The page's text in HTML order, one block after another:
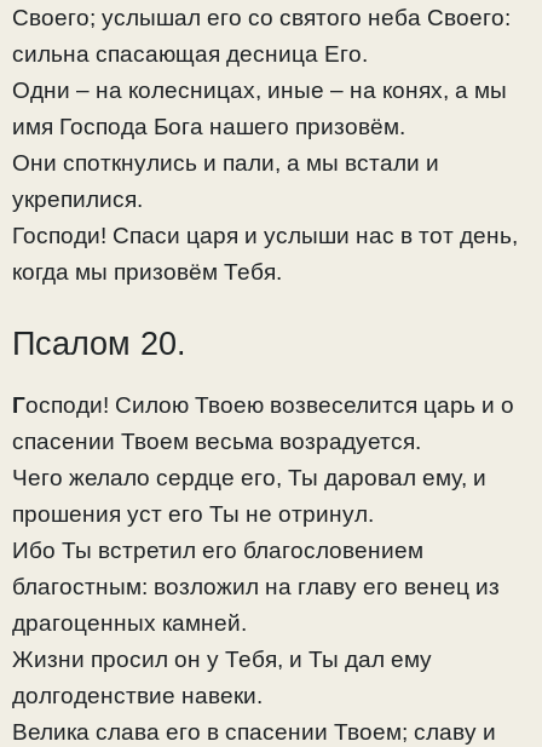
Своего; услышал его со святого неба Своего:
сильна спасающая десница Его.
Одни – на колесницах, иные – на конях, а мы
имя Господа Бога нашего призовём.
Они споткнулись и пали, а мы встали и
укрепилися.
Господи! Спаси царя и услыши нас в тот день,
когда мы призовём Тебя.
Псалом 20.
Господи! Силою Твоею возвеселится царь и о
спасении Твоем весьма возрадуется.
Чего желало сердце его, Ты даровал ему, и
прошения уст его Ты не отринул.
Ибо Ты встретил его благословением
благостным: возложил на главу его венец из
драгоценных камней.
Жизни просил он у Тебя, и Ты дал ему
долгоденствие навеки.
Велика слава его в спасении Твоем; славу и